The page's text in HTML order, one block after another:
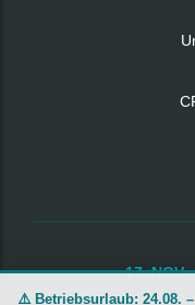
17. NOV
⚠️ Betriebsurlaub: 24.08. –